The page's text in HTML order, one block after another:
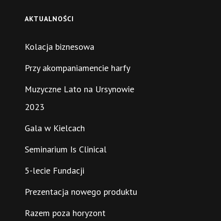
AKTUALNOŚCI
Kolacja biznesowa
Przy akompaniamencie harfy
Muzyczne Lato na Ursynowie
2023
Gala w Kielcach
Seminarium Is Clinical
5-lecie Fundacji
Prezentacja nowego produktu
Razem poza horyzont